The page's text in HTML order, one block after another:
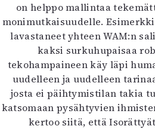
on helppo mallintaa
monimutkaisuudelle.
lavastaneet yhteen WAM:n
kaksi surkuhupaisaa
tekohampaineen käy läpi
uudelleen ja uudelleen
josta ei päihtymistilan takia
katsomaan pysähtyvien
kertoo siitä, että